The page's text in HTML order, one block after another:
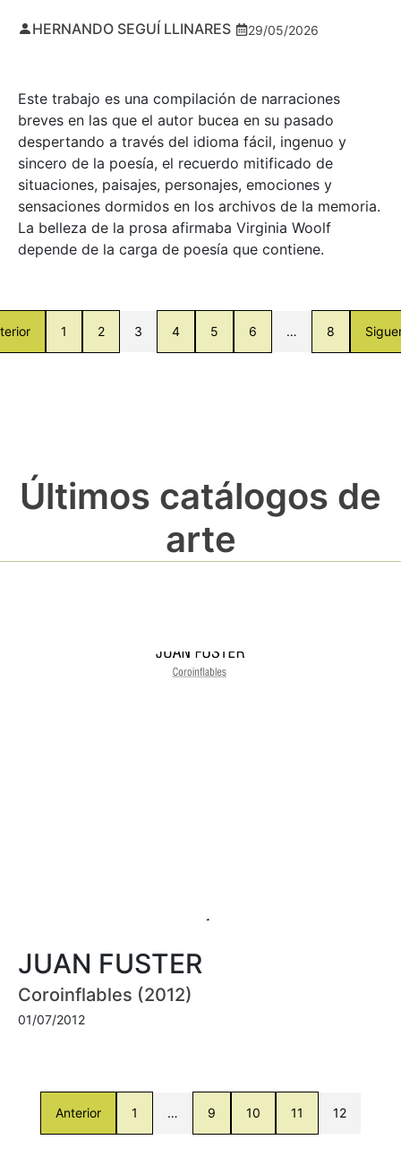
HERNANDO SEGUÍ LLINARES 29/05/2026
Este trabajo es una compilación de narraciones
breves en las que el autor bucea en su pasado
despertando a través del idioma fácil, ingenuo y
sincero de la poesía, el recuerdo mitificado de
situaciones, paisajes, personajes, emociones y
sensaciones dormidos en los archivos de la memoria.
La belleza de la prosa afirmaba Virginia Woolf
depende de la carga de poesía que contiene.
1 2 3 4 5 6 … 8
Últimos catálogos de
arte
JUAN FUSTER
Coroinflables (2012)
01/07/2012
Anterior 1 … 9 10 11 12